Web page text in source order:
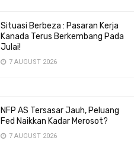
Situasi Berbeza : Pasaran Kerja
Kanada Terus Berkembang Pada
Julai!
7 AUGUST 2026
NFP AS Tersasar Jauh, Peluang
Fed Naikkan Kadar Merosot?
7 AUGUST 2026